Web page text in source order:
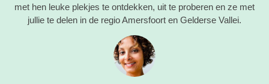
met hen leuke plekjes te ontdekken, uit te proberen en ze met
jullie te delen in de regio Amersfoort en Gelderse Vallei.